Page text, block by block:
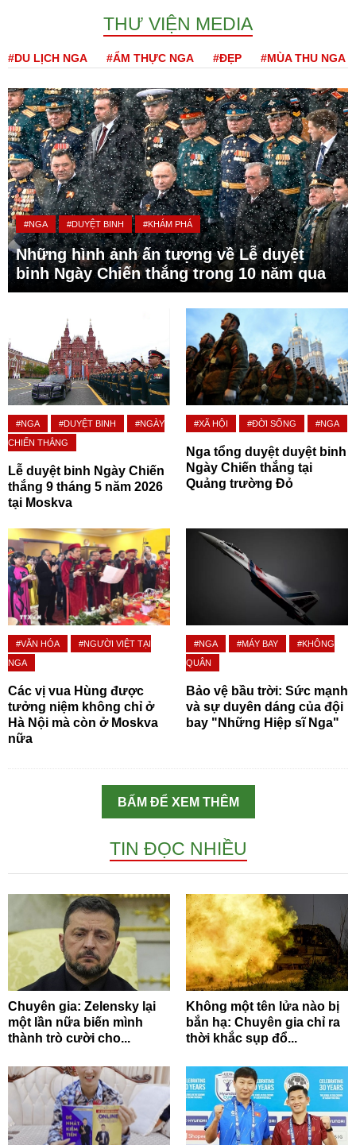
THƯ VIỆN MEDIA
#DU LỊCH NGA #ẨM THỰC NGA #ĐẸP #MÙA THU NGA
#NGA #DUYỆT BINH #KHÁM PHÁ
Những hình ảnh ấn tượng về Lễ duyệt
binh Ngày Chiến thắng trong 10 năm qua
#NGA #DUYỆT BINH
#NGÀY
CHIẾN THẮNG
Lễ duyệt binh Ngày Chiến
thắng 9 tháng 5 năm 2026
tại Moskva
#XÃ HỘI #ĐỜI SỐNG #NGA
Nga tổng duyệt duyệt binh
Ngày Chiến thắng tại
Quảng trường Đỏ
#VĂN HÓA
#NGƯỜI VIỆT TẠI
NGA
Các vị vua Hùng được
tưởng niệm không chỉ ở
Hà Nội mà còn ở Moskva
nữa
#NGA #MÁY BAY
#KHÔNG
QUÂN
Bảo vệ bầu trời: Sức mạnh
và sự duyên dáng của đội
bay "Những Hiệp sĩ Nga"
BẤM ĐỂ XEM THÊM
TIN ĐỌC NHIỀU
Chuyên gia: Zelensky lại
một lần nữa biến mình
thành trò cười cho...
Không một tên lửa nào bị
bắn hạ: Chuyên gia chỉ ra
thời khắc sụp đổ...